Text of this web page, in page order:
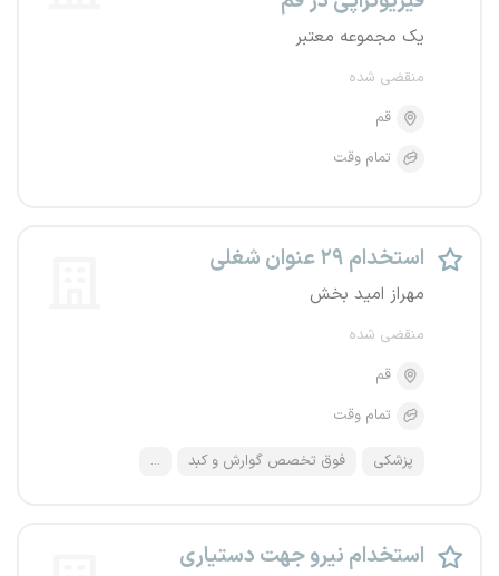
یک مجموعه معتبر
منقضی شده
قم
تمام وقت
استخدام ۲۹ عنوان شغلی
مهراز امید بخش
منقضی شده
قم
تمام وقت
پزشکی فوق تخصص گوارش و کبد ...
استخدام نیرو جهت دستیاری